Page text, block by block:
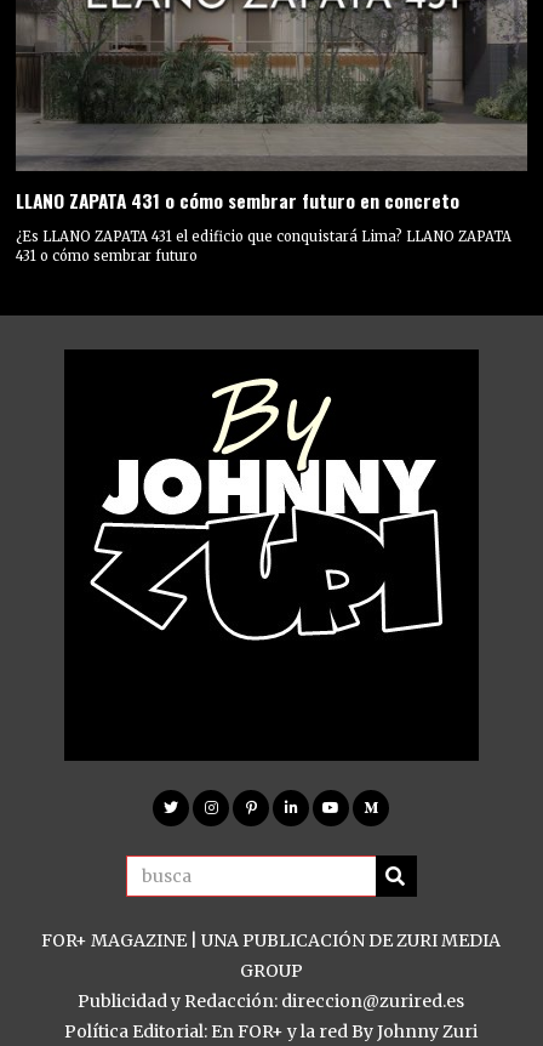
LLANO ZAPATA 431 o cómo sembrar futuro en concreto
¿Es LLANO ZAPATA 431 el edificio que conquistará Lima? LLANO ZAPATA
431 o cómo sembrar futuro
FOR+ MAGAZINE | UNA PUBLICACIÓN DE ZURI MEDIA
GROUP
Publicidad y Redacción: direccion@zurired.es
Política Editorial: En FOR+ y la red By Johnny Zuri